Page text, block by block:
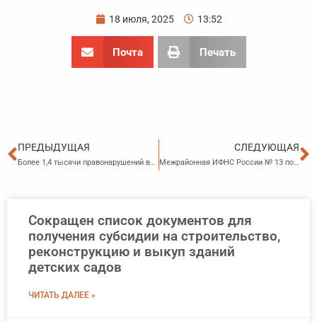
18 июля, 2025 13:52
Почта Печать
Пред
ПРЕДЫДУЩАЯ
Более 1,4 тысячи правонарушений выявили уссурийские таможенники за 6 месяцев 2025 года
СЛЕДУЮЩАЯ
Межрайонная ИФНС России № 13 по Приморскому краю проведет вебинар
Сокращен список документов для
получения субсидии на строительство,
реконструкцию и выкуп зданий
детских садов
ЧИТАТЬ ДАЛЕЕ »